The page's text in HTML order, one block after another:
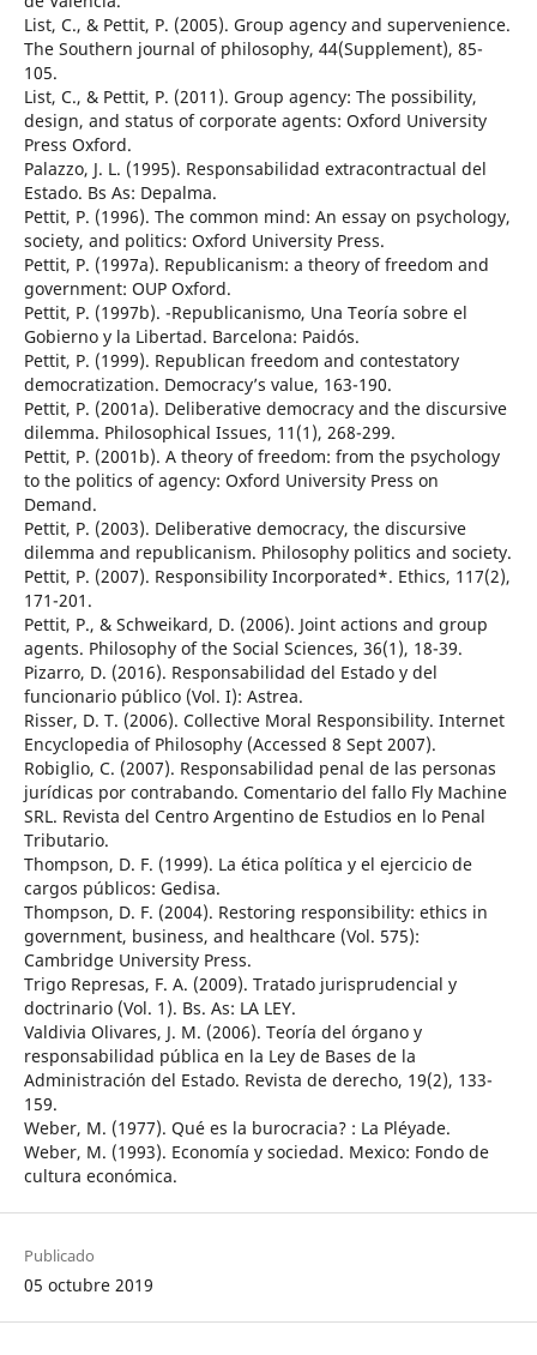
List, C., & Pettit, P. (2005). Group agency and supervenience.
The Southern journal of philosophy, 44(Supplement), 85-
105.
List, C., & Pettit, P. (2011). Group agency: The possibility,
design, and status of corporate agents: Oxford University
Press Oxford.
Palazzo, J. L. (1995). Responsabilidad extracontractual del
Estado. Bs As: Depalma.
Pettit, P. (1996). The common mind: An essay on psychology,
society, and politics: Oxford University Press.
Pettit, P. (1997a). Republicanism: a theory of freedom and
government: OUP Oxford.
Pettit, P. (1997b). -Republicanismo, Una Teoría sobre el
Gobierno y la Libertad. Barcelona: Paidós.
Pettit, P. (1999). Republican freedom and contestatory
democratization. Democracy’s value, 163-190.
Pettit, P. (2001a). Deliberative democracy and the discursive
dilemma. Philosophical Issues, 11(1), 268-299.
Pettit, P. (2001b). A theory of freedom: from the psychology
to the politics of agency: Oxford University Press on
Demand.
Pettit, P. (2003). Deliberative democracy, the discursive
dilemma and republicanism. Philosophy politics and society.
Pettit, P. (2007). Responsibility Incorporated*. Ethics, 117(2),
171-201.
Pettit, P., & Schweikard, D. (2006). Joint actions and group
agents. Philosophy of the Social Sciences, 36(1), 18-39.
Pizarro, D. (2016). Responsabilidad del Estado y del
funcionario público (Vol. I): Astrea.
Risser, D. T. (2006). Collective Moral Responsibility. Internet
Encyclopedia of Philosophy (Accessed 8 Sept 2007).
Robiglio, C. (2007). Responsabilidad penal de las personas
jurídicas por contrabando. Comentario del fallo Fly Machine
SRL. Revista del Centro Argentino de Estudios en lo Penal
Tributario.
Thompson, D. F. (1999). La ética política y el ejercicio de
cargos públicos: Gedisa.
Thompson, D. F. (2004). Restoring responsibility: ethics in
government, business, and healthcare (Vol. 575):
Cambridge University Press.
Trigo Represas, F. A. (2009). Tratado jurisprudencial y
doctrinario (Vol. 1). Bs. As: LA LEY.
Valdivia Olivares, J. M. (2006). Teoría del órgano y
responsabilidad pública en la Ley de Bases de la
Administración del Estado. Revista de derecho, 19(2), 133-
159.
Weber, M. (1977). Qué es la burocracia? : La Pléyade.
Weber, M. (1993). Economía y sociedad. Mexico: Fondo de
cultura económica.
Publicado
05 octubre 2019